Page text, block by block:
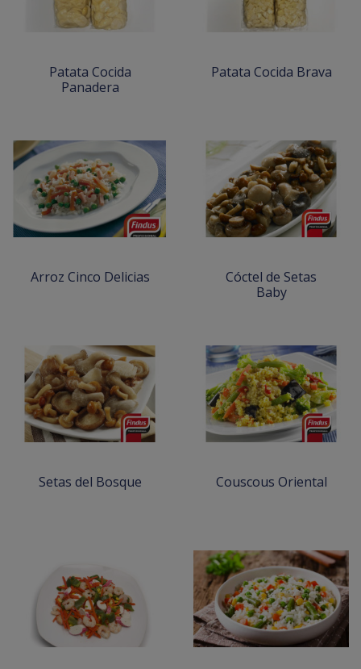
Patata Cocida
Panadera
Patata Cocida Brava
Arroz Cinco Delicias
Cóctel de Setas
Baby
Setas del Bosque Couscous Oriental